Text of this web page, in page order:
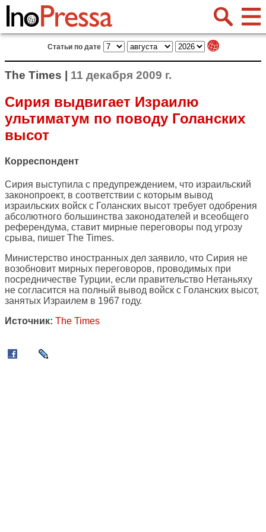
Статьи по дате
The Times | 11 декабря 2009 г.
Сирия выдвигает Израилю
ультиматум по поводу Голанских
высот
Корреспондент
Сирия выступила с предупреждением, что израильский
законопроект, в соответствии с которым вывод
израильских войск с Голанских высот требует одобрения
абсолютного большинства законодателей и всеобщего
референдума, ставит мирные переговоры под угрозу
срыва, пишет The Times.
Министерство иностранных дел заявило, что Сирия не
возобновит мирных переговоров, проводимых при
посредничестве Турции, если правительство Нетаньяху
не согласится на полный вывод войск с Голанских высот,
занятых Израилем в 1967 году.
Источник: The Times